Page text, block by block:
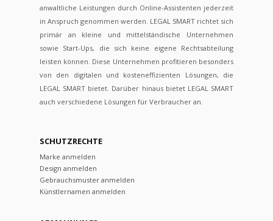
anwaltliche Leistungen durch Online-Assistenten jederzeit
in Anspruch genommen werden. LEGAL SMART richtet sich
primär an kleine und mittelständische Unternehmen
sowie Start-Ups, die sich keine eigene Rechtsabteilung
leisten können. Diese Unternehmen profitieren besonders
von den digitalen und kosteneffizienten Lösungen, die
LEGAL SMART bietet. Darüber hinaus bietet LEGAL SMART
auch verschiedene Lösungen für Verbraucher an.
SCHUTZRECHTE
Marke anmelden
Design anmelden
Gebrauchsmuster anmelden
Künstlernamen anmelden